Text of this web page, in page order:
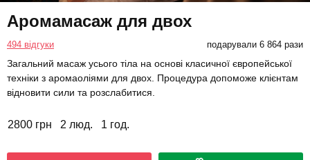
Аромамасаж для двох
494 відгуки подарували 6 864 рази
Загальний масаж усього тіла на основі класичної європейської
техніки з аромаоліями для двох. Процедура допоможе клієнтам
відновити сили та розслабитися.
2800 грн 2 люд. 1 год.